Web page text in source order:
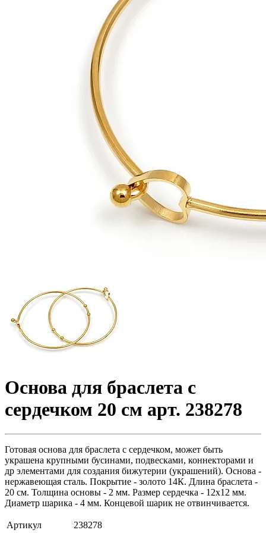
Основа для браслета c
сердечком 20 см арт. 238278
Готовая основа для браслета с сердечком, может быть
украшена крупными бусинами, подвесками, коннекторами и
др элементами для создания бижутерии (украшений). Основа -
нержавеющая сталь. Покрытие - золото 14К. Длина браслета -
20 см. Толщина основы - 2 мм. Размер сердечка - 12х12 мм.
Диаметр шарика - 4 мм. Концевой шарик не отвинчивается.
Артикул
238278